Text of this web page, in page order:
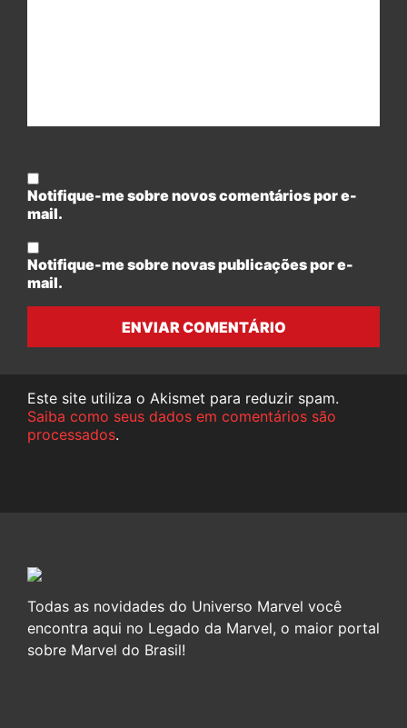
Notifique-me sobre novos comentários por e-
mail.
Notifique-me sobre novas publicações por e-
mail.
ENVIAR COMENTÁRIO
Este site utiliza o Akismet para reduzir spam.
Saiba como seus dados em comentários são
processados.
Todas as novidades do Universo Marvel você
encontra aqui no Legado da Marvel, o maior portal
sobre Marvel do Brasil!